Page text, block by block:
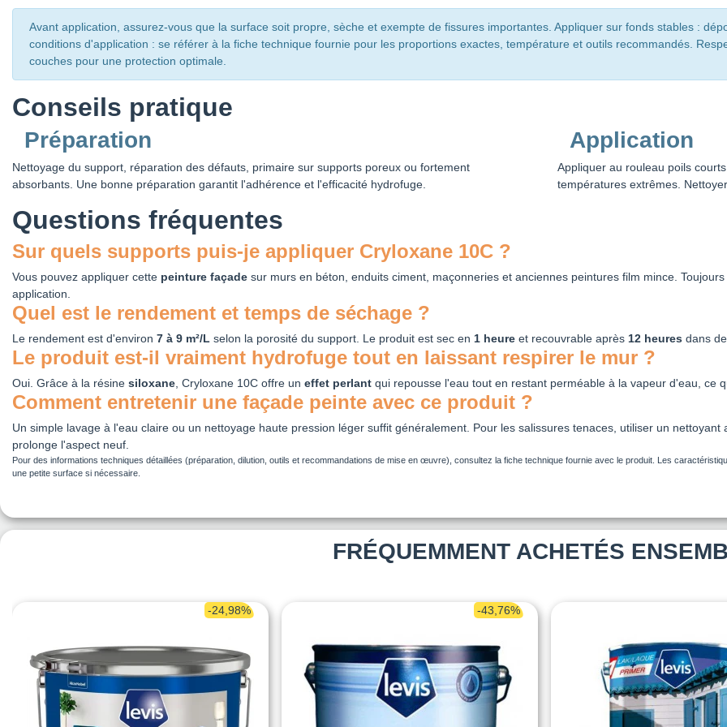
Avant application, assurez-vous que la surface soit propre, sèche et exempte de fissures importantes. Appliquer sur fonds stables :
conditions d'application : se référer à la fiche technique fournie pour les proportions exactes, température et outils recommandés.
couches pour une protection optimale.
Conseils pratique
Préparation
Nettoyage du support, réparation des défauts, primaire sur supports poreux ou fortement
absorbants. Une bonne préparation garantit l'adhérence et l'efficacité hydrofuge.
Application
Appliquer au rouleau poils
températures extrêmes.
Questions fréquentes
Sur quels supports puis-je appliquer Cryloxane 10C ?
Vous pouvez appliquer cette peinture façade sur murs en béton, enduits ciment, maçonneries et anciennes peintures film mince.
application.
Quel est le rendement et temps de séchage ?
Le rendement est d'environ 7 à 9 m²/L selon la porosité du support. Le produit est sec en 1 heure et recouvrable après 12 heures dans
Le produit est-il vraiment hydrofuge tout en laissant respirer le mur ?
Oui. Grâce à la résine siloxane, Cryloxane 10C offre un effet perlant qui repousse l'eau tout en restant perméable à la vapeur d'eau, ce
Comment entretenir une façade peinte avec ce produit ?
Un simple lavage à l'eau claire ou un nettoyage haute pression léger suffit généralement. Pour les salissures tenaces, utiliser un nettoyant
prolonge l'aspect neuf.
Pour des informations techniques détaillées (préparation, dilution, outils et recommandations de mise en œuvre), consultez la fiche technique fournie avec le produit. Les
une petite surface si nécessaire.
FRÉQUEMMENT ACHETÉS
-24,98% -43,76%